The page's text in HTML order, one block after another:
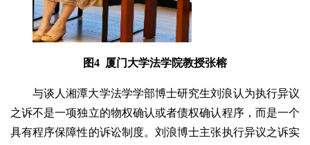
图4 厦门大学法学院教授张榕
与谈人湘潭大学法学学部博士研究生刘浪认为执行异议
之诉不是一项独立的物权确认或者债权确认程序，而是一个
具有程序保障性的诉讼制度。刘浪博士主张执行异议之诉实